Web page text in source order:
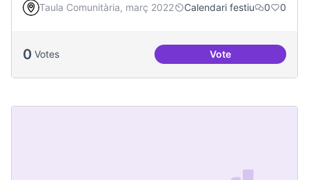
Taula Comunitària, març 2022 Calendari festiu 0 0
0 Votes VoteCongregació